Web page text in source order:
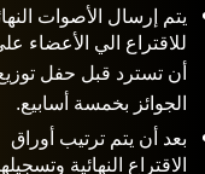
يتم إرسال الأصوات
للاقتراع الي الأعضاء
أن تسترد قبل حفل
الجوائز بخمسة أسابيع.
بعد أن يتم ترتيب أوراق